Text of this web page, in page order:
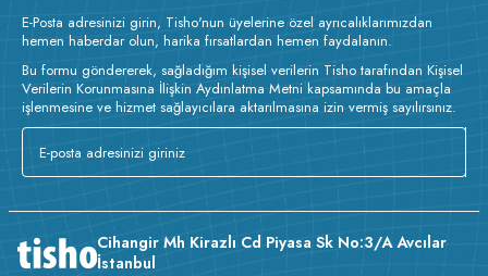
E-Posta adresinizi girin, Tisho'nun üyelerine özel ayrıcalıklarımızdan
hemen haberdar olun, harika fırsatlardan hemen faydalanın.
Bu formu göndererek, sağladığım kişisel verilerin Tisho tarafından Kişisel
Verilerin Korunmasına İlişkin Aydınlatma Metni kapsamında bu amaçla
işlenmesine ve hizmet sağlayıcılara aktarılmasına izin vermiş sayılırsınız.
Cihangir Mh Kirazlı Cd Piyasa Sk No:3/A Avcılar
İstanbul